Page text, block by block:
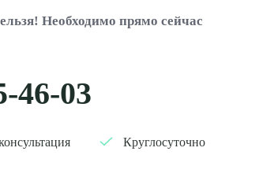
Необходимо прямо сейчас
46-03
Круглосуточно